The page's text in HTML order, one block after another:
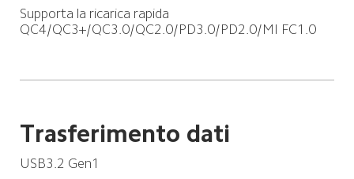
Supporta la ricarica rapida
QC4/QC3+/QC3.0/QC2.0/PD3.0/PD2.0/MI FC1.0
Trasferimento dati
USB3.2 Gen1